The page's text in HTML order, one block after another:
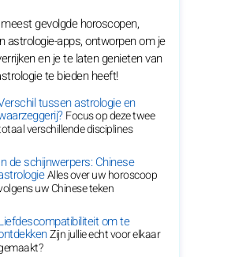
gevolgde horoscopen,
astrologie-apps, ontworpen om je
en je te laten genieten van
te bieden heeft!
tussen astrologie en
Focus op deze twee
verschillende disciplines
de schijnwerpers: Chinese
Alles over uw horoscoop
uw Chinese teken
om te
Zijn jullie echt voor elkaar